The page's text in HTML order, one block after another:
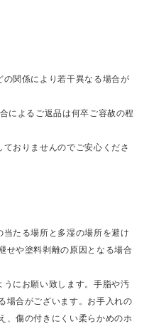
関係により若干異なる場合が
によるご返品は何卒ご容赦の程
おりませんのでご安心くださ
たる場所と多湿の場所を避け
せや塗料剥離の原因となる場合
にお願い致します。手脂や汚
場合がございます。お手入れの
、傷の付きにくい柔らかめのホ